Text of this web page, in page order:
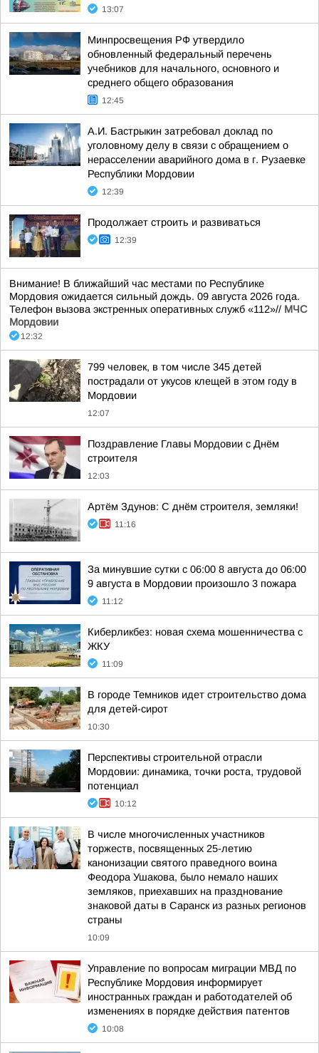
13:07
Минпросвещения РФ утвердило
обновленный федеральный перечень
учебников для начального, основного и
среднего общего образования
12:45
А.И. Бастрыкин затребовал доклад по
уголовному делу в связи с обращением о
нерасселении аварийного дома в г. Рузаевке
Республики Мордовии
12:39
Продолжает строить и развиваться
12:39
Внимание! В ближайший час местами по Республике
Мордовия ожидается сильный дождь. 09 августа 2026 года.
Телефон вызова экстренных оперативных служб «112»// МЧС
Мордовии
12:32
799 человек, в том числе 345 детей
пострадали от укусов клещей в этом году в
Мордовии
12:07
Поздравление Главы Мордовии с Днём
строителя
12:03
Артём Здунов: С днём строителя, земляки!
11:16
За минувшие сутки с 06:00 8 августа до 06:00
9 августа в Мордовии произошло 3 пожара
11:12
Киберликбез: новая схема мошенничества с
ЖКУ
11:09
В городе Темников идет строительство дома
для детей-сирот
10:30
Перспективы строительной отрасли
Мордовии: динамика, точки роста, трудовой
потенциал
10:12
В числе многочисленных участников
торжеств, посвященных 25-летию
канонизации святого праведного воина
Феодора Ушакова, было немало наших
земляков, приехавших на празднование
знаковой даты в Саранск из разных регионов
страны
10:09
Управление по вопросам миграции МВД по
Республике Мордовия информирует
иностранных граждан и работодателей об
изменениях в порядке действия патентов
10:08